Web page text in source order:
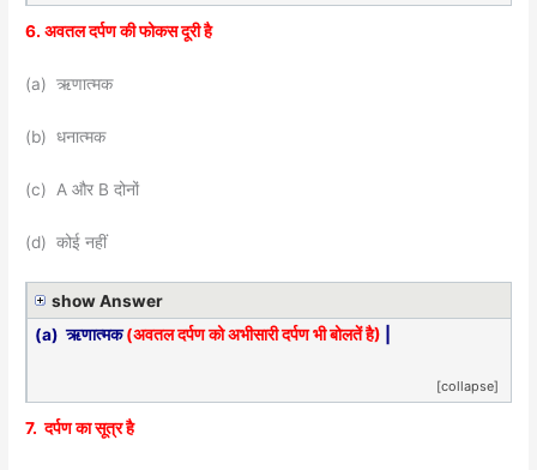
6. अवतल दर्पण की फोकस दूरी है
(a) ऋणात्मक
(b) धनात्मक
(c) A और B दोनों
(d) कोई नहीं
show Answer
(a) ऋणात्मक(अवतल दर्पण को अभीसारी दर्पण भी बोलतें है)
[collapse]
7. दर्पण का सूत्र है